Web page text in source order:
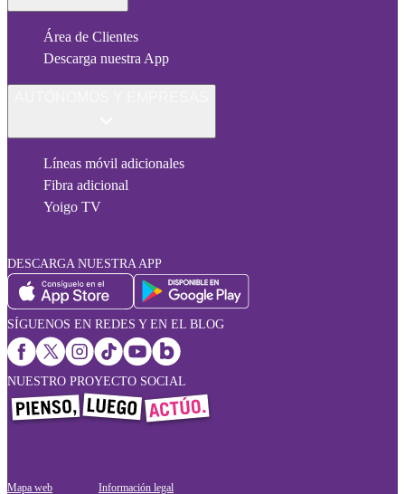
Área de Clientes
Descarga nuestra App
Líneas móvil adicionales
Fibra adicional
Yoigo TV
DESCARGA NUESTRA APP
SÍGUENOS EN REDES Y EN EL BLOG
NUESTRO PROYECTO SOCIAL
Mapa web Información legal